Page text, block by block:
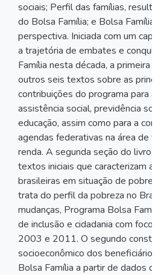
sociais; Perfil das famílias,
do Bolsa Família; e Bolsa Família
perspectiva. Iniciada com um
a trajetória de embates e
Família nesta década, a primeira
outros seis textos sobre as
contribuições do programa para
assistência social, previdência
educação, assim como para a
agendas federativas na área de
renda. A segunda seção do livro
textos iniciais que caracterizam
brasileiras em situação de
trata do perfil da pobreza no
mudanças, Programa Bolsa
de inclusão e cidadania com foco
2003 e 2011. O segundo
socioeconômico dos
Bolsa Família a partir de dados